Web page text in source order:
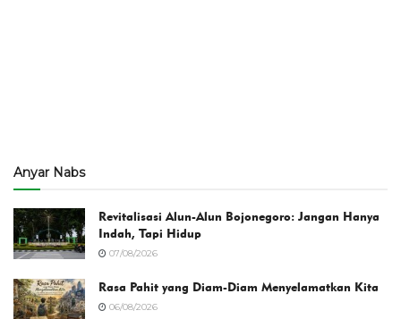
Anyar Nabs
Revitalisasi Alun-Alun Bojonegoro: Jangan Hanya
Indah, Tapi Hidup
07/08/2026
Rasa Pahit yang Diam-Diam Menyelamatkan Kita
06/08/2026